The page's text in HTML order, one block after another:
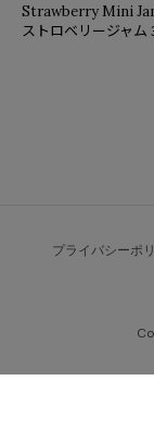
Strawberry Mini
ストロベリージャム
プライバシーポ